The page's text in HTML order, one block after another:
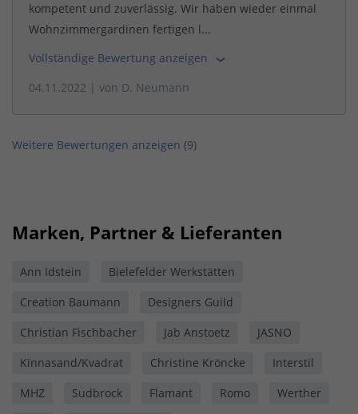
kompetent und zuverlässig. Wir haben wieder einmal
Wohnzimmergardinen fertigen l...
Vollständige Bewertung anzeigen
04.11.2022 | von D. Neumann
Weitere Bewertungen anzeigen (9)
Marken, Partner & Lieferanten
Ann Idstein
Bielefelder Werkstätten
Creation Baumann
Designers Guild
Christian Fischbacher
Jab Anstoetz
JASNO
Kinnasand/Kvadrat
Christine Kröncke
Interstil
MHZ
Sudbrock Flamant Romo
Werther